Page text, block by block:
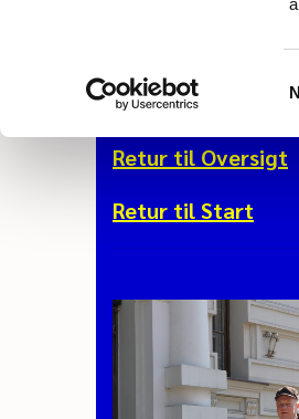
Vi var
Retur til Oversigt
Retur til Start